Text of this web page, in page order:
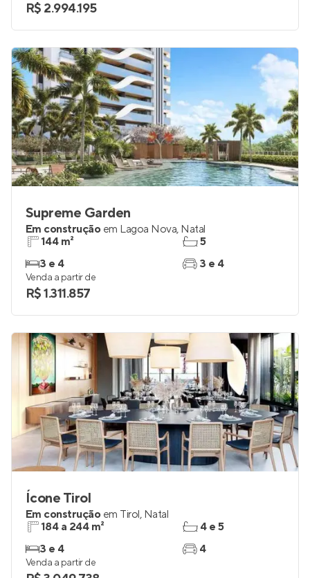
R$ 2.994.195
Supreme Garden
Em construção em Lagoa Nova, Natal
144 m²
3 e 4
5
3 e 4
Venda a partir de
R$ 1.311.857
Ícone Tirol
Em construção em Tirol, Natal
184 a 244 m²
3 e 4
4 e 5
4
Venda a partir de